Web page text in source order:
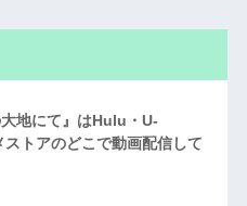
大地にて』はHulu・U-
ストアのどこで動画配信して